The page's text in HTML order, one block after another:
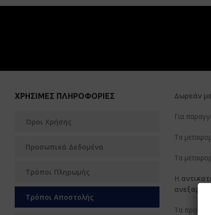
Δωρεάν
Για
Τα
Τα
Η
Τα
ΧΡΉΣΙΜΕΣ ΠΛΗΡΟΦΟΡΊΕΣ
Όροι Χρήσης
Προσωπικά Δεδομένα
Τρόποι Πληρωμής
Τρόποι Αποστολής